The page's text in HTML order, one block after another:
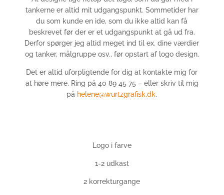
tankerne er altid mit udgangspunkt. Sommetider har
du som kunde en ide, som du ikke altid kan få
beskrevet før der er et udgangspunkt at gå ud fra.
Derfor spørger jeg altid meget ind til ex. dine værdier
og tanker, målgruppe osv., før opstart af logo design.
Det er altid uforpligtende for dig at kontakte mig for
at høre mere. Ring på 40 89 45 75 – eller skriv til mig
på helene@wurtzgrafisk.dk.
Logo i farve
1-2 udkast
2 korrekturgange